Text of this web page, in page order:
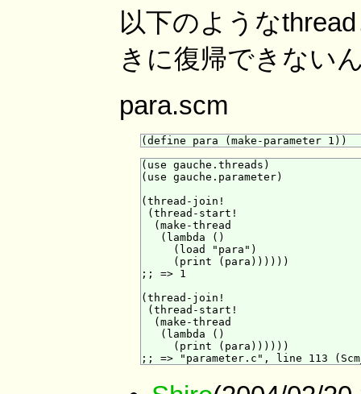
以下のような
きに復帰できない
para.scm
(use gauche.threads)
(use gauche.parameter)
(thread-join!
(thread-start!
  (make-thread
   (lambda ()
     (load "para")
     (print (para))))))
;; => 1
(thread-join!
(thread-start!
  (make-thread
   (lambda ()
     (print (para))))))